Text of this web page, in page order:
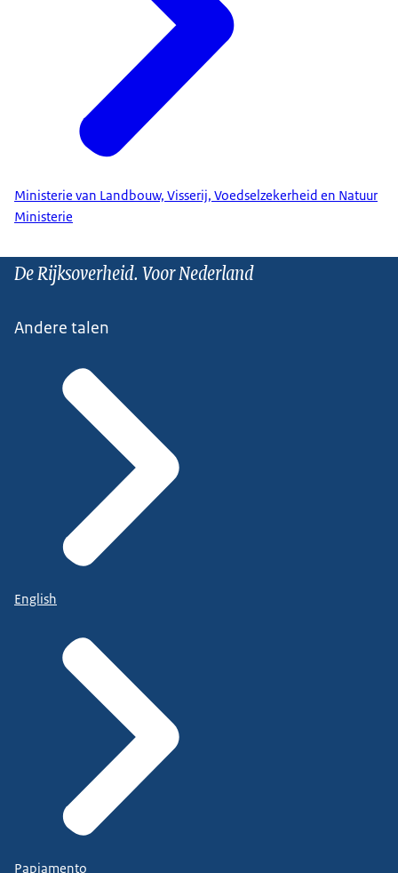
Ministerie van Landbouw, Visserij, Voedselzekerheid en Natuur
Ministerie
De Rijksoverheid. Voor Nederland
Andere talen
English
Papiamento